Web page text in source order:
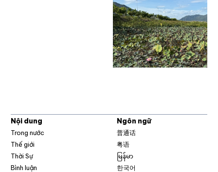
Nội dung
Trong nước
Thế giới
Thời Sự
Bình luận
Ngôn ngữ
普通话
粤语
မြန်မာ
한국어